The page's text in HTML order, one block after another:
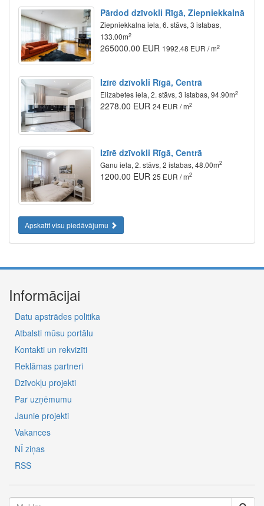
Pārdod dzīvokli Rīgā, Ziepniekkalnā
Ziepniekkalna iela, 6. stāvs, 3 istabas,
133.00m2
265000.00 EUR 1992.48 EUR / m2
Izīrē dzīvokli Rīgā, Centrā
Elizabetes iela, 2. stāvs, 3 istabas, 94.90m2
2278.00 EUR 24 EUR / m2
Izīrē dzīvokli Rīgā, Centrā
Ganu iela, 2. stāvs, 2 istabas, 48.00m2
1200.00 EUR 25 EUR / m2
Apskatīt visu piedāvājumu
Informācijai
Datu apstrādes politika
Atbalsti mūsu portālu
Kontakti un rekvizīti
Reklāmas partneri
Dzīvokļu projekti
Par uzņēmumu
Jaunie projekti
Vakances
NĪ ziņas
RSS